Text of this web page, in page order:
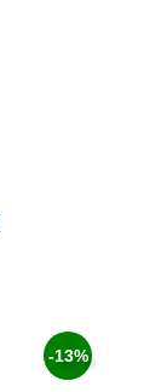
-13%